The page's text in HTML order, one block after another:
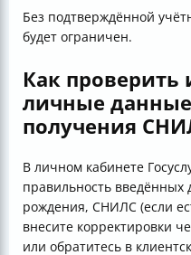
Без подтверждённой
будет ограничен.
Как проверить
личные
получения
В личном кабинете
правильность
рождения, СНИЛС (если
внесите корректировки
или обратитесь в